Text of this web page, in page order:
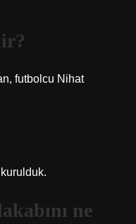
futbolcu Nihat
ne